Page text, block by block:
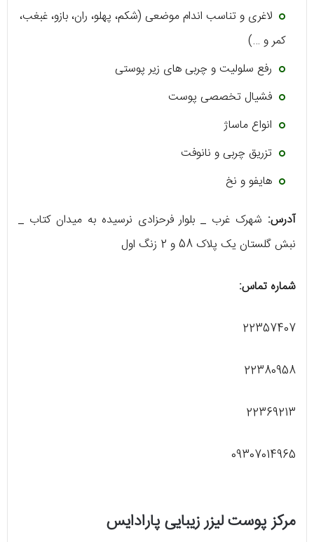
لاغری و تناسب اندام موضعی (شکم، پهلو، ران، بازو، غبغب،
کمر و …)
رفع سلولیت و چربی های زیر پوستی
فشیال تخصصی پوست
انواع ماساژ
تزریق چربی و نانوفت
هایفو و نخ
آدرس: شهرک غرب _ بلوار فرحزادی نرسیده به میدان کتاب _
نبش گلستان یک پلاک 58 و 2 زنگ اول
شماره تماس:
22357407
22380958
22369213
09307014965
مرکز پوست لیزر زیبایی پارادایس